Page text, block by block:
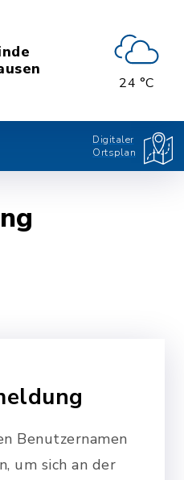
24 °C
Digitaler
Ortsplan
Benutzernamen
um sich an der